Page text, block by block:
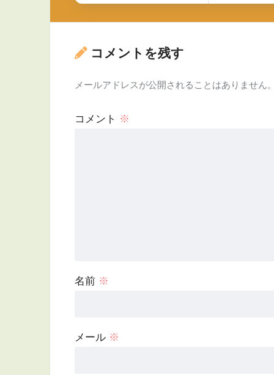
コメントを残す
メールアドレスが公開されることはありません
コメント ※
名前 ※
メール ※